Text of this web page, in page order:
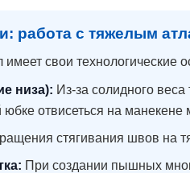
работа с тяжелым
свои технологические
низа): Из-за солидного
юбке отвисеться на
стягивания швов на
При создании пышных